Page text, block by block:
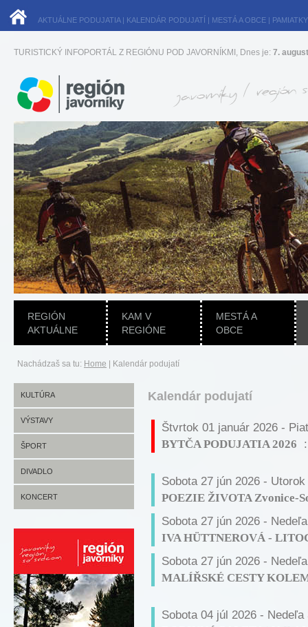
AKTUÁLNE PODUJATIA| KALENDÁR PODUJATÍ | MESTÁ A OBCE | PAMIATKY
TURISTICKÝ INFOPORTÁL Z REGIÓNU POD JAVORNÍKMI, Dnes je: 7.
REGIÓN
AKTUÁLNE
KAM V
REGIÓNE
MESTÁ A
OBCE
Nachádzaš sa tu: Home Kalendár podujatí
KULTÚRA
VÝSTAVY
ŠPORT
DIVADLO
KONCERT
Kalendár podujatí
Štvrtok 01 január 2026 -
BYTČA PODUJATIA 2026
Sobota 27 jún 2026 -
POEZIE ŽIVOTA Zvonice-
Sobota 27 jún 2026 -
IVA HÜTTNEROVÁ -
Sobota 27 jún 2026 -
MALÍŘSKÉ CESTY
Sobota 04 júl 2026 -